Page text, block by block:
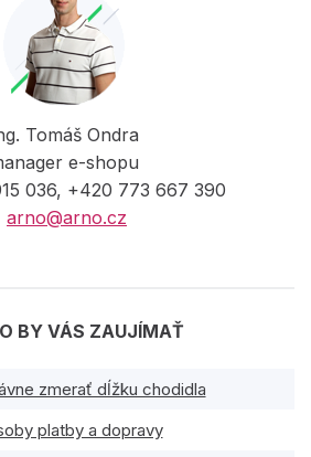
Tomáš Ondra
e-shopu
036, +420 773 667 390
arno@arno.cz
BY VÁS ZAUJÍMAŤ
zmerať dĺžku chodidla
platby a dopravy